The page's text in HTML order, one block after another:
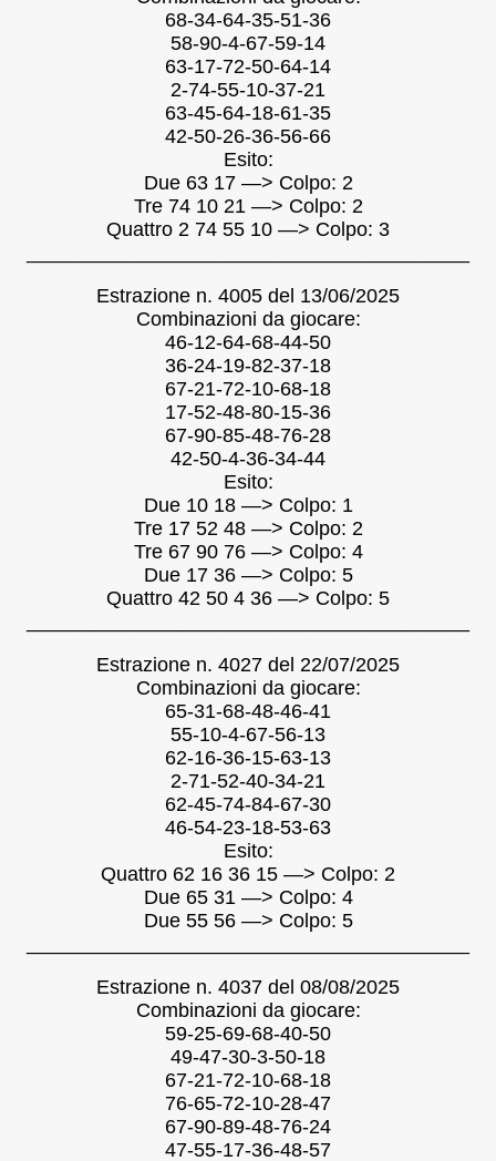
68-34-64-35-51-36
58-90-4-67-59-14
63-17-72-50-64-14
2-74-55-10-37-21
63-45-64-18-61-35
42-50-26-36-56-66
Esito:
Due 63 17 —> Colpo: 2
Tre 74 10 21 —> Colpo: 2
Quattro 2 74 55 10 —> Colpo: 3
Estrazione n. 4005 del 13/06/2025
Combinazioni da giocare:
46-12-64-68-44-50
36-24-19-82-37-18
67-21-72-10-68-18
17-52-48-80-15-36
67-90-85-48-76-28
42-50-4-36-34-44
Esito:
Due 10 18 —> Colpo: 1
Tre 17 52 48 —> Colpo: 2
Tre 67 90 76 —> Colpo: 4
Due 17 36 —> Colpo: 5
Quattro 42 50 4 36 —> Colpo: 5
Estrazione n. 4027 del 22/07/2025
Combinazioni da giocare:
65-31-68-48-46-41
55-10-4-67-56-13
62-16-36-15-63-13
2-71-52-40-34-21
62-45-74-84-67-30
46-54-23-18-53-63
Esito:
Quattro 62 16 36 15 —> Colpo: 2
Due 65 31 —> Colpo: 4
Due 55 56 —> Colpo: 5
Estrazione n. 4037 del 08/08/2025
Combinazioni da giocare:
59-25-69-68-40-50
49-47-30-3-50-18
67-21-72-10-68-18
76-65-72-10-28-47
67-90-89-48-76-24
47-55-17-36-48-57